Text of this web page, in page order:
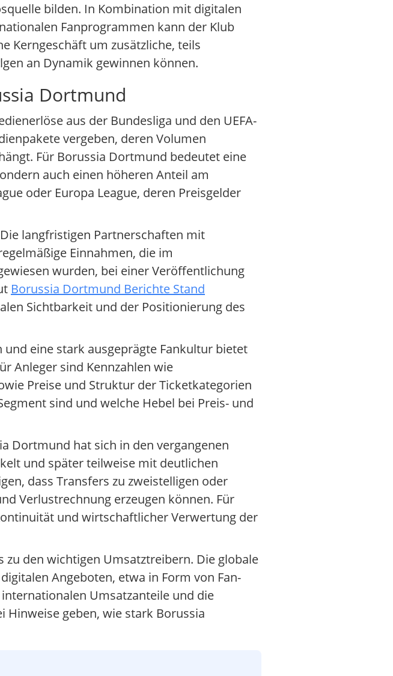
bilden. In Kombination mit digitalen
Fanprogrammen kann der Klub
Kerngeschäft um zusätzliche, teils
an Dynamik gewinnen können.
Dortmund
aus der Bundesliga und den UEFA-
vergeben, deren Volumen
Für Borussia Dortmund bedeutet eine
auch einen höheren Anteil am
oder Europa League, deren Preisgelder
langfristigen Partnerschaften mit
Einnahmen, die im
wurden, bei einer Veröffentlichung
Borussia Dortmund Berichte Stand
Sichtbarkeit und der Positionierung des
eine stark ausgeprägte Fankultur bietet
Anleger sind Kennzahlen wie
Preise und Struktur der Ticketkategorien
sind und welche Hebel bei Preis- und
Dortmund hat sich in den vergangenen
und später teilweise mit deutlichen
dass Transfers zu zweistelligen oder
Verlustrechnung erzeugen können. Für
und wirtschaftlicher Verwertung der
den wichtigen Umsatztreibern. Die globale
Angeboten, etwa in Form von Fan-
Umsatzanteile und die
Hinweise geben, wie stark Borussia